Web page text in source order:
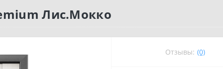
Лис.Мокко
Отзывы: (0)